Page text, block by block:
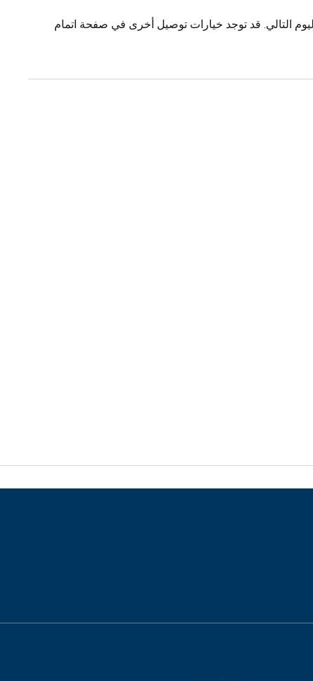
التالي. قد توجد خيارات توصيل أخرى في صفحة اتمام